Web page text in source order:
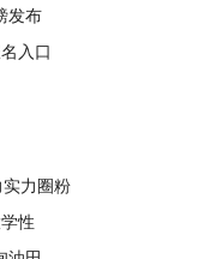
发布
入口
力圈粉
性